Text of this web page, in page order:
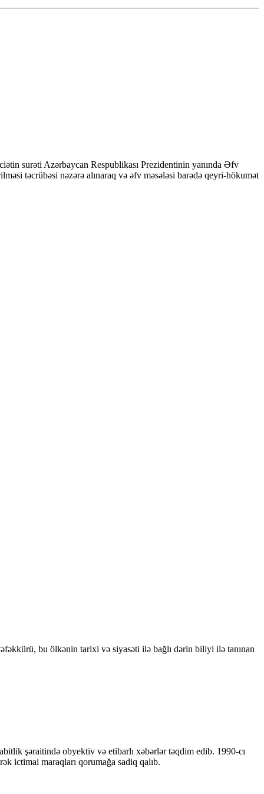
surəti Azərbaycan Respublikası Prezidentinin yanında Əfv
təcrübəsi nəzərə alınaraq və əfv məsələsi barədə qeyri-hökumət
bu ölkənin tarixi və siyasəti ilə bağlı dərin biliyi ilə tanınan
şəraitində obyektiv və etibarlı xəbərlər təqdim edib. 1990-cı
ictimai maraqları qorumağa sadiq qalıb.